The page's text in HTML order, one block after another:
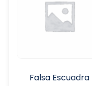
Falsa Escuadra